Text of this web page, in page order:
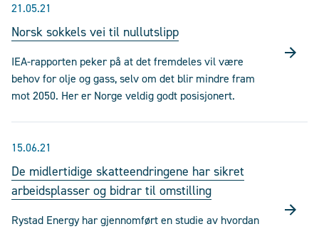
21.05.21
Norsk sokkels vei til nullutslipp
IEA-rapporten peker på at det fremdeles vil være
behov for olje og gass, selv om det blir mindre fram
mot 2050. Her er Norge veldig godt posisjonert.
15.06.21
De midlertidige skatteendringene har sikret
arbeidsplasser og bidrar til omstilling
Rystad Energy har gjennomført en studie av hvordan